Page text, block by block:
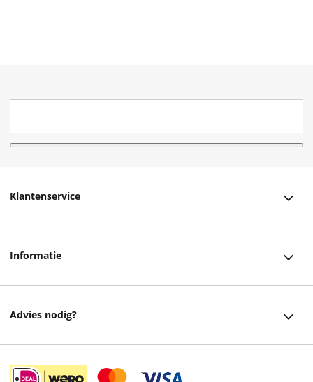
Klantenservice
Retourneren
Informatie
Advies nodig?